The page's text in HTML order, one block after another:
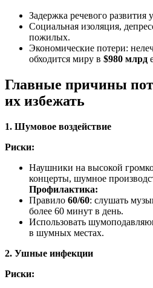
Задержка речевого развития
Социальная изоляция,
пожилых.
Экономические потери:
обходится миру в $980 млрд
Главные причины
их избежать
1. Шумовое воздействие
Риски:
Наушники на высокой
концерты, шумное
Профилактика:
Правило 60/60: слушать
более 60 минут в день.
Использовать
в шумных местах.
2. Ушные инфекции
Риски: